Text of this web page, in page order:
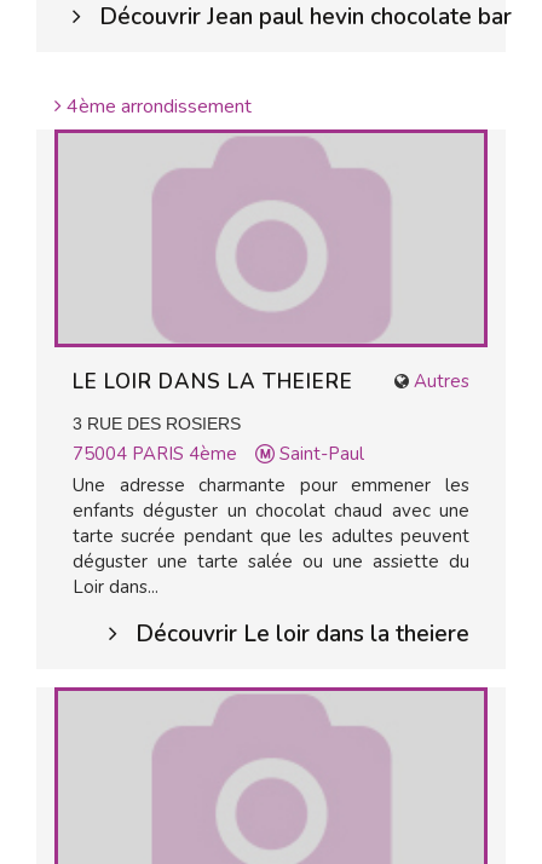
Découvrir Jean paul hevin chocolate bar
4ème arrondissement
Autres
LE LOIR DANS LA THEIERE
3 RUE DES ROSIERS
75004 PARIS 4ème
Saint-Paul
Une adresse charmante pour emmener les
enfants déguster un chocolat chaud avec une
tarte sucrée pendant que les adultes peuvent
déguster une tarte salée ou une assiette du
Loir dans...
Découvrir Le loir dans la theiere